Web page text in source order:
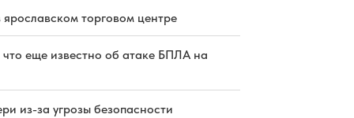
торговом центре
еще известно об атаке БПЛА на
из-за угрозы безопасности